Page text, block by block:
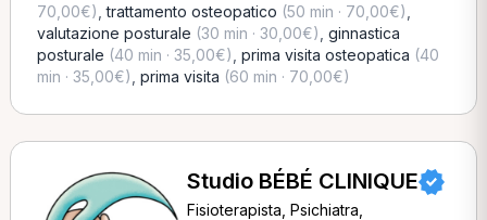
70,00€) ,trattamento osteopatico (50 min · 70,00€)
valutazione posturale (30 min · 30,00€) ginnastica
posturale (40 min · 35,00€) prima visita osteopatica (40
min · 35,00€) prima visita (60 min · 70,00€)
Studio BÉBÉ CLINIQUE
Fisioterapista, Psichiatra,